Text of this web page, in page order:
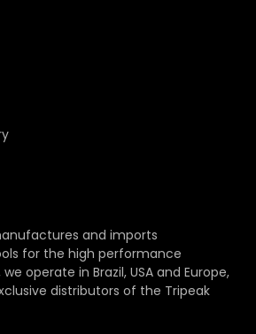
and imports
for the high performance
operate in Brazil, USA and Europe,
distributors of the Tripeak